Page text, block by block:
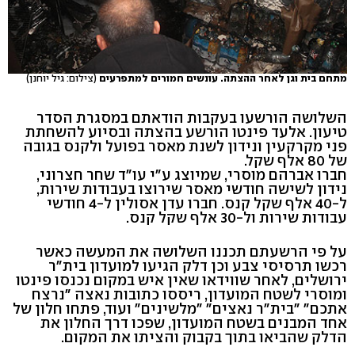
מתחם בית וגן לאחר ההצתה. עונשים חמורים למתפרעים(צילום: גיל יוחנן)
השלושה הורשעו בעקבות הודאתם במסגרת הסדר
טיעון. אלעד פינטו הורשע בהצתה ובסיוע להשחתת
פני מקרקעין ונידון לשנת מאסר בפועל ולקנס בגובה
של 80 אלף שקל.
חברו אברהם מוסרי, שמיוצג ע"י עו"ד שחר חצרוני,
נידון לשישה חודשי מאסר שירוצו בעבודות שירות,
ל-40 אלף שקל קנס. חברו עדן אסולין ל-4 חודשי
עבודות שירות ול-30 אלף שקל קנס.
על פי הרשעתם תכננו השלושה את המעשה כאשר
רכשו תרסיסי צבע וכן דלק הגיעו למועדון בית"ר
ירושלים, לאחר שווידאו שאין איש במקום נכנסו פינטו
ומוסרי לשטח המועדון, ריססו כתובות נאצה "נרצח
אתכם" "בית"ר נאצים" "מלשינים" ועוד, פתחו חלון של
אחד המבנים בשטח המועדון, שפכו דרך החלון את
הדלק שהביאו בתוך בקבוק והציתו את המקום.